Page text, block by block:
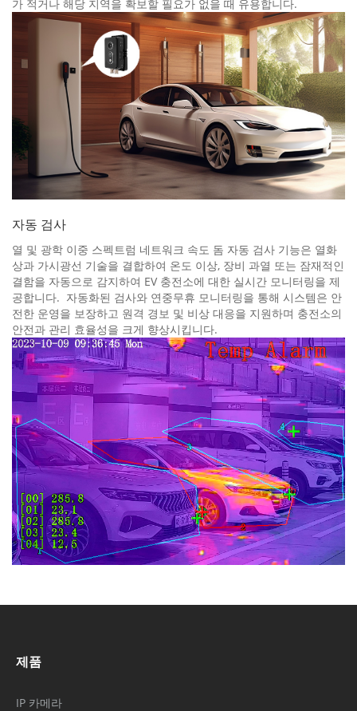
가 적거나 해당 지역을 확보할 필요가 없을 때 유용합니다.
자동 검사
열 및 광학 이중 스펙트럼 네트워크 속도 돔 자동 검사 기능은 열화
상과 가시광선 기술을 결합하여 온도 이상, 장비 과열 또는 잠재적인
결함을 자동으로 감지하여 EV 충전소에 대한 실시간 모니터링을 제
공합니다. 자동화된 검사와 연중무휴 모니터링을 통해 시스템은 안
전한 운영을 보장하고 원격 경보 및 비상 대응을 지원하며 충전소의
안전과 관리 효율성을 크게 향상시킵니다.
제품
IP 카메라